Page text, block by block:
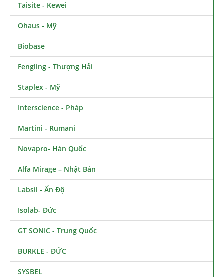
Taisite - Kewei
Ohaus - Mỹ
Biobase
Fengling - Thượng Hải
Staplex - Mỹ
Interscience - Pháp
Martini - Rumani
Novapro- Hàn Quốc
Alfa Mirage – Nhật Bản
Labsil - Ấn Độ
Isolab- Đức
GT SONIC - Trung Quốc
BURKLE - ĐỨC
SYSBEL